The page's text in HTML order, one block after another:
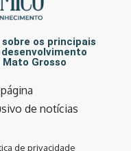
os principais
Grosso
de notícias
de privacidade